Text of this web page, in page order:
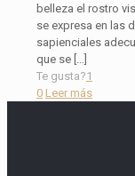
belleza el rostro
se expresa en las
sapienciales
que se […]
Te gusta?1
0 Leer más